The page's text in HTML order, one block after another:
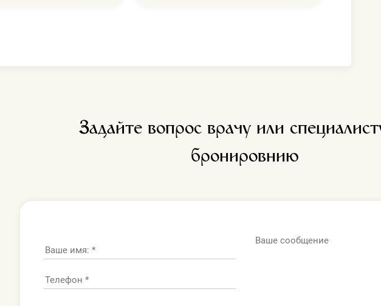
Задайте вопрос врачу или
бронировнию